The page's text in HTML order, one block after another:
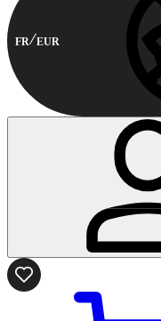
FR EUR